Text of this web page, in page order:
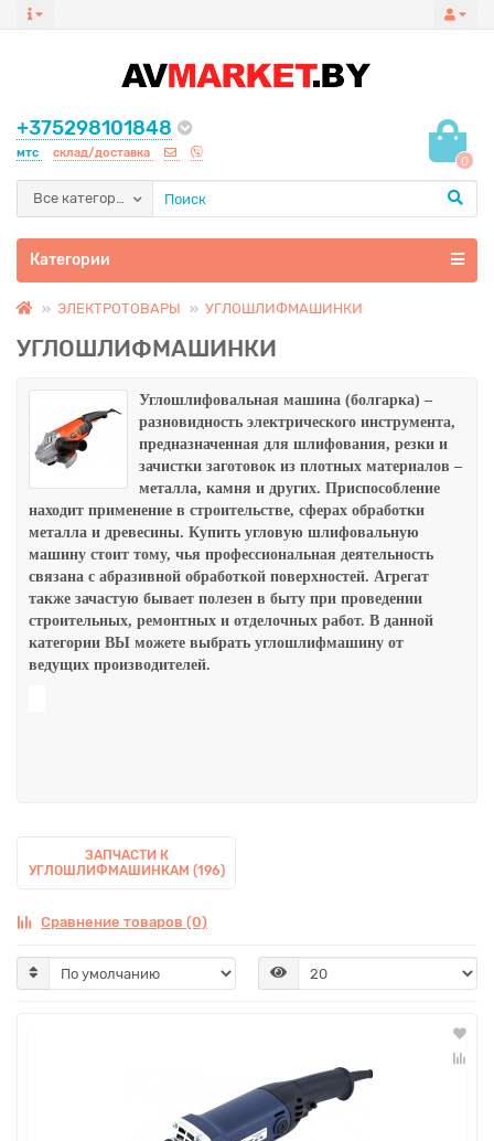
+375298101848
мтс склад/доставка
0
Все категории
Категории
ЭЛЕКТРОТОВАРЫ УГЛОШЛИФМАШИНКИ
УГЛОШЛИФМАШИНКИ
Углошлифовальная машина (болгарка) –
разновидность электрического инструмента,
предназначенная для шлифования, резки и
зачистки заготовок из плотных материалов –
металла, камня и других. Приспособление
находит применение в строительстве, сферах обработки
металла и древесины. Купить угловую шлифовальную
машину стоит тому, чья профессиональная деятельность
связана с абразивной обработкой поверхностей. Агрегат
также зачастую бывает полезен в быту при проведении
строительных, ремонтных и отделочных работ. В данной
категории ВЫ можете выбрать углошлифмашину от
ведущих производителей.
ЗАПЧАСТИ К
УГЛОШЛИФМАШИНКАМ (196)
Сравнение товаров (0)